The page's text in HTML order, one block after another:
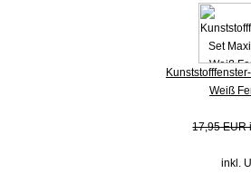
Weiß
17,95 EUR
inkl.